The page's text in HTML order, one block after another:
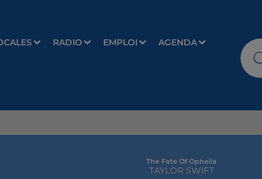
RADIO EMPLOI AGENDA
The Fate Of Ophelia
TAYLOR SWIFT